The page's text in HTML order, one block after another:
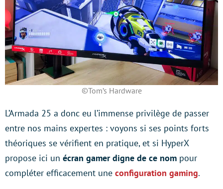
©Tom’s Hardware
L’Armada 25 a donc eu l’immense privilège de passer
entre nos mains expertes : voyons si ses points forts
théoriques se vérifient en pratique, et si HyperX
propose ici un écran gamer digne de ce nom pour
compléter efficacement une configuration gaming.